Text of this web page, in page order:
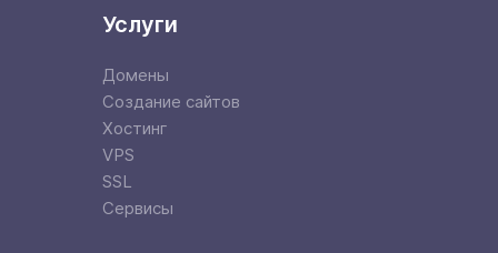
Услуги
Домены
Создание сайтов
Хостинг
VPS
SSL
Сервисы